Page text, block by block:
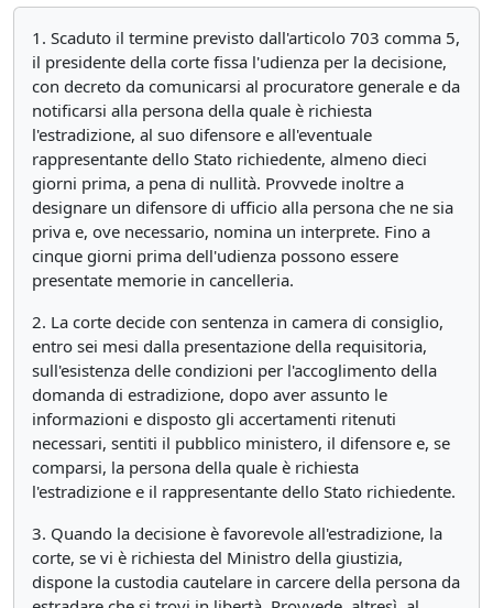
1. Scaduto il termine previsto dall'articolo 703 comma 5,
il presidente della corte fissa l'udienza per la decisione,
con decreto da comunicarsi al procuratore generale e da
notificarsi alla persona della quale è richiesta
l'estradizione, al suo difensore e all'eventuale
rappresentante dello Stato richiedente, almeno dieci
giorni prima, a pena di nullità. Provvede inoltre a
designare un difensore di ufficio alla persona che ne sia
priva e, ove necessario, nomina un interprete. Fino a
cinque giorni prima dell'udienza possono essere
presentate memorie in cancelleria.
2. La corte decide con sentenza in camera di consiglio,
entro sei mesi dalla presentazione della requisitoria,
sull'esistenza delle condizioni per l'accoglimento della
domanda di estradizione, dopo aver assunto le
informazioni e disposto gli accertamenti ritenuti
necessari, sentiti il pubblico ministero, il difensore e, se
comparsi, la persona della quale è richiesta
l'estradizione e il rappresentante dello Stato richiedente.
3. Quando la decisione è favorevole all'estradizione, la
corte, se vi è richiesta del Ministro della giustizia,
dispone la custodia cautelare in carcere della persona da